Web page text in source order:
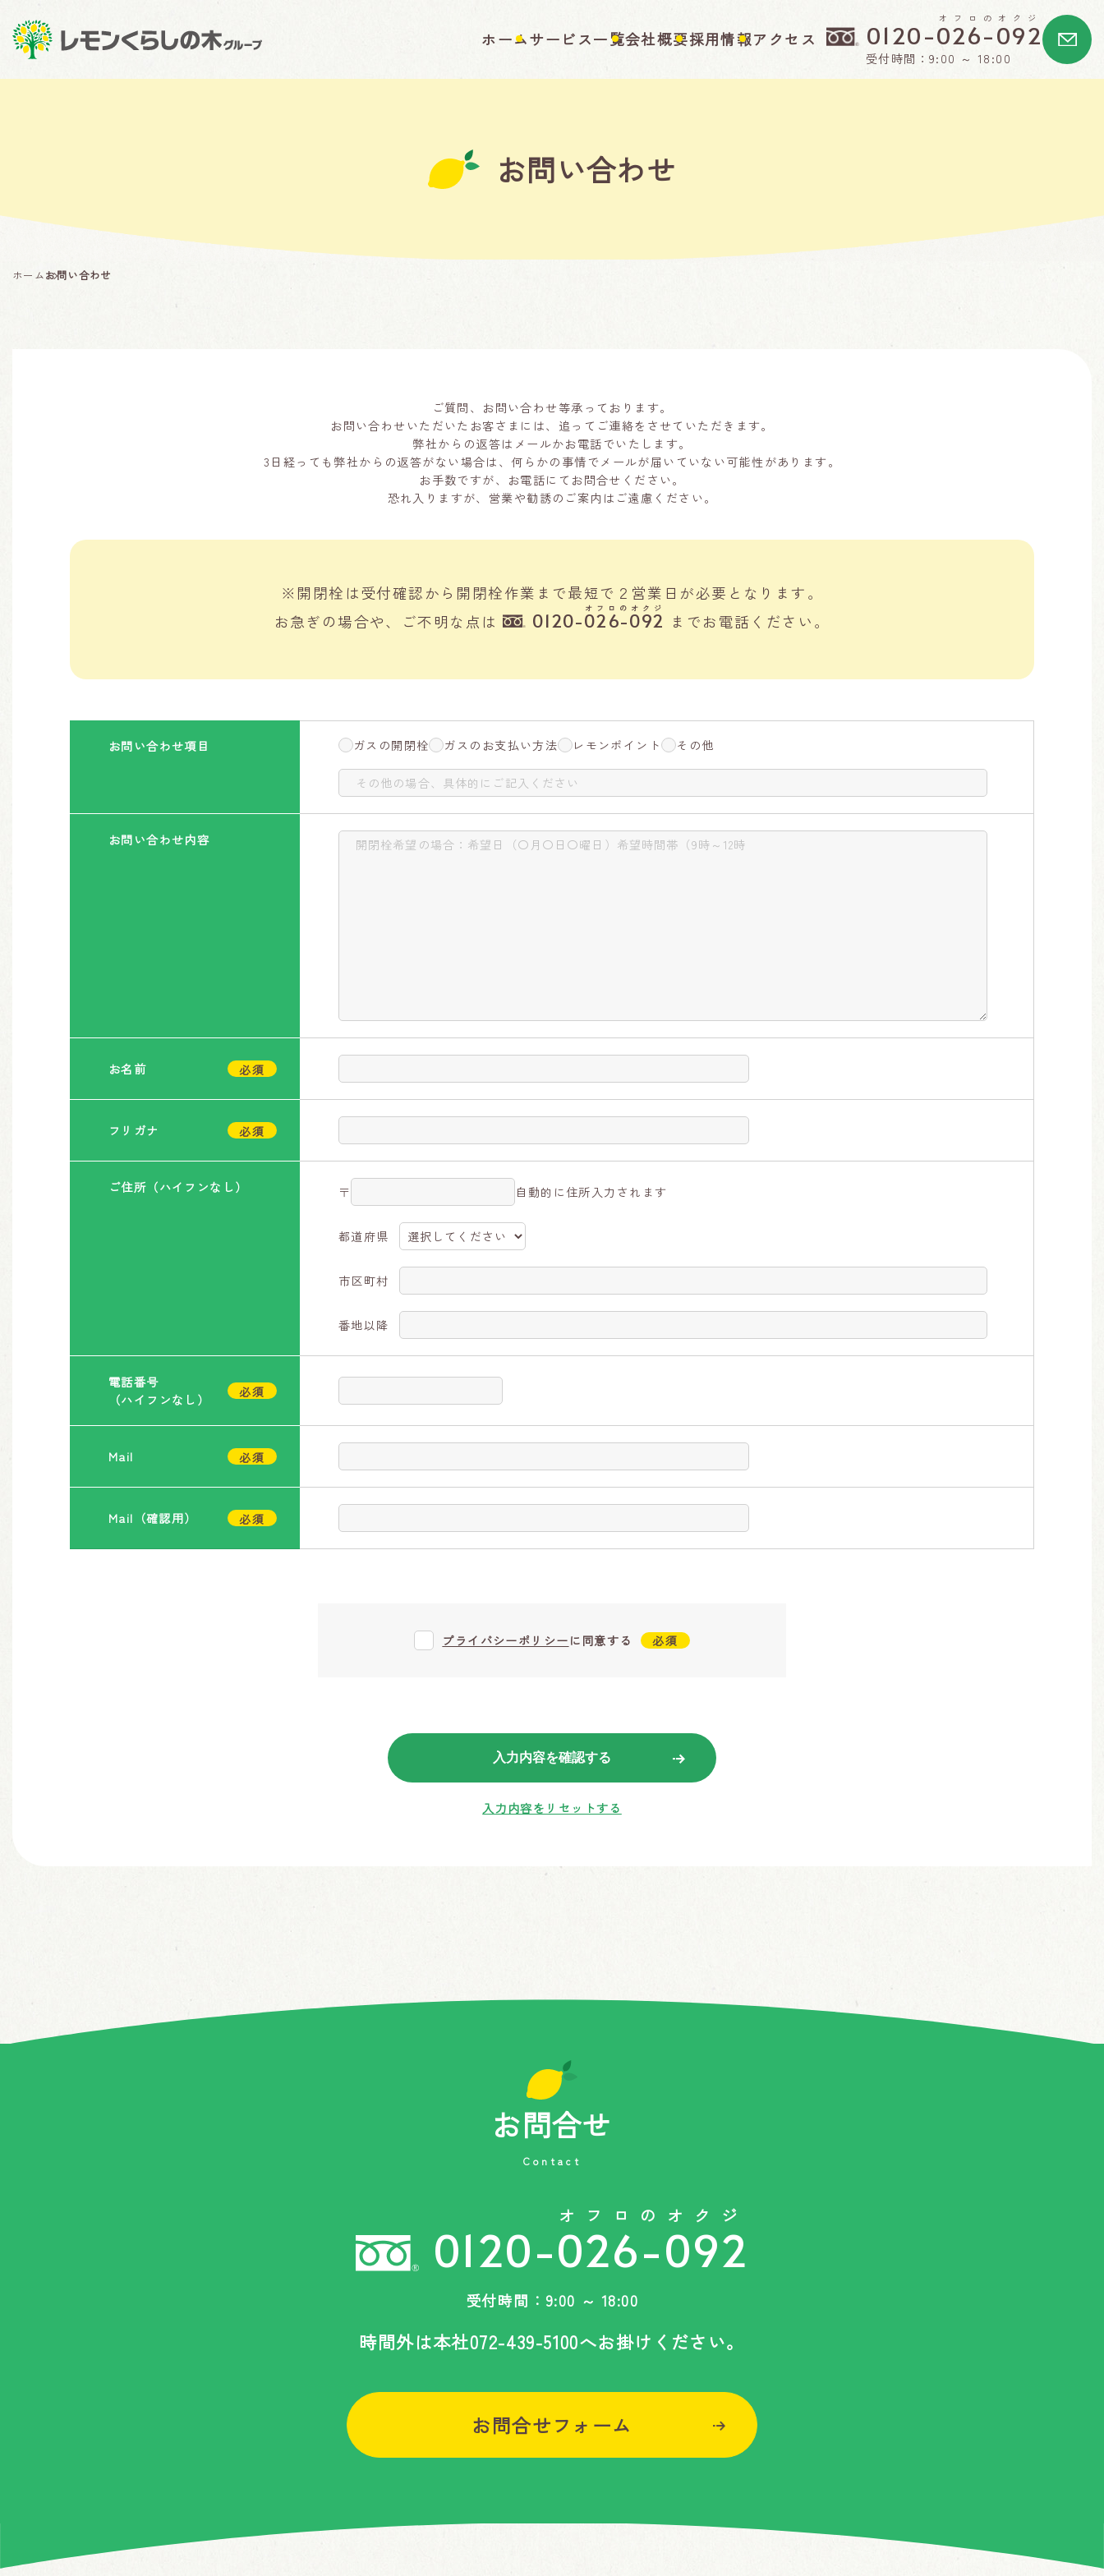
ホームサービス一覧会社概要採用情報アクセス
オフロのオクジ
0120-026-092
受付時間：9:00 ～ 18:00
お問い合わせ
ホームお問い合わせ
ご質問、お問い合わせ等承っております。
お問い合わせいただいたお客さまには、追ってご連絡をさせていただきます。
弊社からの返答はメールかお電話でいたします。
3日経っても弊社からの返答がない場合は、何らかの事情でメールが届いていない可能性があります。
お手数ですが、お電話にてお問合せください。
恐れ入りますが、営業や勧誘のご案内はご遠慮ください。
※開閉栓は受付確認から開閉栓作業まで最短で２営業日が必要となります。
お急ぎの場合や、ご不明な点は
オフロのオクジ
0120-026-092 までお電話ください。
お問い合わせ項目 ガスの開閉栓 ガスのお支払い方法 レモンポイント その他
お問い合わせ内容
お名前
フリガナ
ご住所 （ハイフンなし） 〒 自動的に住所入力されます
都道府県
市区町村
番地以降
電話番号
（ハイフンなし）
Mail
Mail（確認用）
プライバシーポリシー に同意する
入力内容を確認する
入力内容をリセットする
お問合せ
Contact
オフロのオクジ
0120-026-092
受付時間：9:00 ～ 18:00
時間外は本社072-439-5100へお掛けください。
お問合せフォーム